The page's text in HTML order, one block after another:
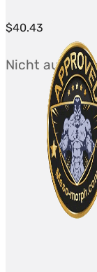
$40.43
Nicht auf